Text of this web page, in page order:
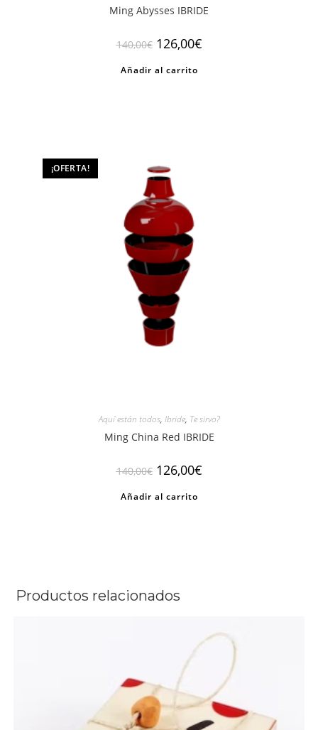
Ming Abysses IBRIDE
140,00€ El
precio
era:
126,00€El
precio
Añadir al carrito
¡OFERTA!
Aquí están todos, Ibride, Te sirvo?
Ming China Red IBRIDE
140,00€ El
precio
era:
126,00€El
precio
Añadir al carrito
Productos relacionados